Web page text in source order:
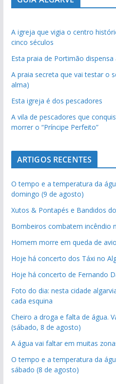
A igreja que vigia o centro
cinco séculos
Esta praia de Portimão
A praia secreta que vai testar o
alma)
Esta igreja é dos pescadores
A vila de pescadores que
morrer o “Príncipe Perfeito”
ARTIGOS RECENTES
O tempo e a temperatura da
domingo (9 de agosto)
Xutos & Pontapés e Bandidos
Bombeiros combatem incêndio
Homem morre em queda de
Hoje há concerto dos Táxi no
Hoje há concerto de Fernando
Foto do dia: nesta cidade
cada esquina
Cheiro a droga e falta de água.
(sábado, 8 de agosto)
A água vai faltar em muitas
O tempo e a temperatura da
sábado (8 de agosto)